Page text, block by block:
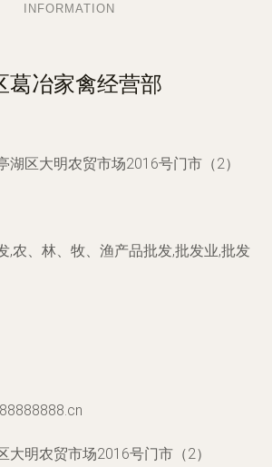
INFORMATION
葛冶家禽经营部
湖区大明农贸市场2016号门市（2）
,农、林、牧、渔产品批发,批发业,批发
大明农贸市场2016号门市（2）